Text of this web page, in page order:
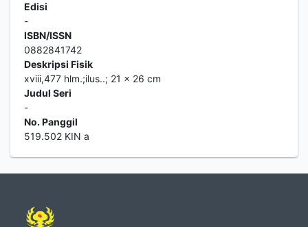
Edisi
-
ISBN/ISSN
0882841742
Deskripsi Fisik
xviii,477 hlm.;ilus..; 21 x 26 cm
Judul Seri
-
No. Panggil
519.502 KIN a